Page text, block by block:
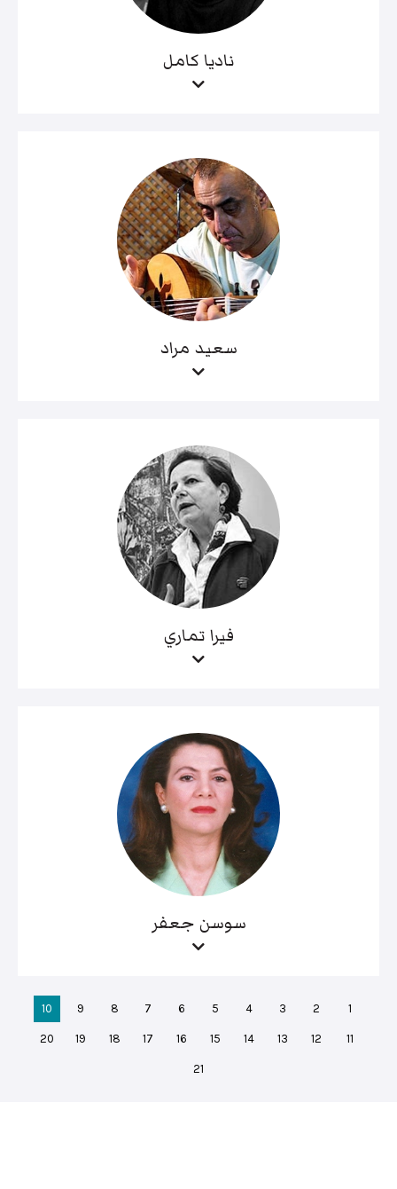
ناديا كامل
سعيد مراد
فيرا تماري
سوسن جعفر
1
2
3
4
5
6
7
8
9
10
11
12
13
14
15
16
17
18
19
20
21